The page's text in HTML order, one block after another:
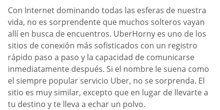
Con Internet dominando todas las esferas de nuestra
vida, no es sorprendente que muchos solteros vayan
allí en busca de encuentros. UberHorny es uno de los
sitios de conexión más sofisticados con un registro
rápido paso a paso y la capacidad de comunicarse
inmediatamente después. Si el nombre le suena como
el siempre popular servicio Uber, no se sorprenda. El
sitio es muy similar, excepto que en lugar de llevarte a
tu destino y te lleva a echar un polvo.